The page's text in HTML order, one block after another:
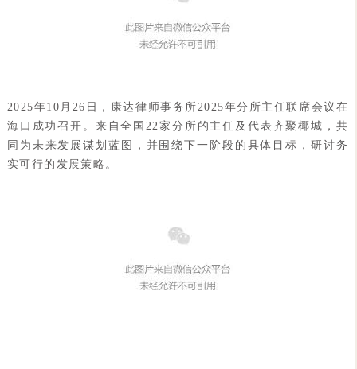
2025年10月26日，康达律师事务所2025年分所主任联席会议在
海口成功召开。来自全国22家分所的主任及代表齐聚椰城，共
同为未来发展谋划蓝图，并围绕下一阶段的具体目标，研讨务
实可行的发展策略。